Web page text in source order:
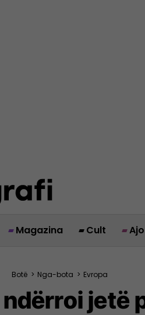
Magazina Cult Ajo
Botë > Nga-bota > Evropa
jetë